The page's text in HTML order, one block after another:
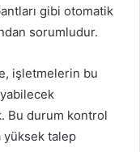
gibi otomatik
sorumludur.
işletmelerin bu
Bu durum kontrol
yüksek talep